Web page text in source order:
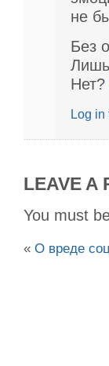
не
Без
Лишь
Нет?
Log in
LEAVE A
You must
« О вреде